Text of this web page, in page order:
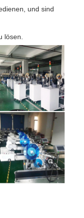
und sind
lösen.